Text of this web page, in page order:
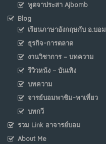
พูดจาประสา Ajbomb
Blog
เรียนภาษาอังกฤษกับ อ.บอม
ธุรกิจ-การตลาด
งานวิชาการ – บทความ
รีวิวหนัง – บันเทิง
บทความ
จารย์บอมพาชิม-พาเที่ยว
บทกวี
รวม Link อาจารย์บอม
About Me